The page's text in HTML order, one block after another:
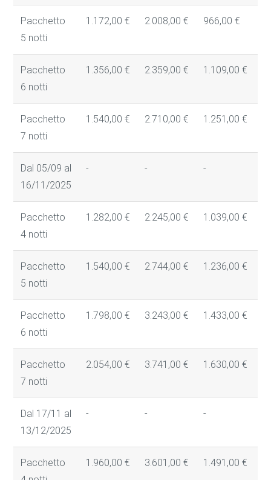
Pacchetto
5 notti
1.172,00 € 2.008,00 € 966,00 €
Pacchetto
6 notti
1.356,00 € 2.359,00 € 1.109,00 €
Pacchetto
7 notti
1.540,00 € 2.710,00 € 1.251,00 €
Dal 05/09 al
16/11/2025
- - -
Pacchetto
4 notti
1.282,00 € 2.245,00 € 1.039,00 €
Pacchetto
5 notti
1.540,00 € 2.744,00 € 1.236,00 €
Pacchetto
6 notti
1.798,00 € 3.243,00 € 1.433,00 €
Pacchetto
7 notti
2.054,00 € 3.741,00 € 1.630,00 €
Dal 17/11 al
13/12/2025
- - -
Pacchetto
1.960,00 € 3.601,00 € 1.491,00 €